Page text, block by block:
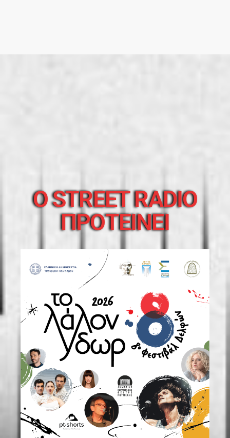
O STREET RADIO
ΠΡΟΤΕΙΝΕΙ